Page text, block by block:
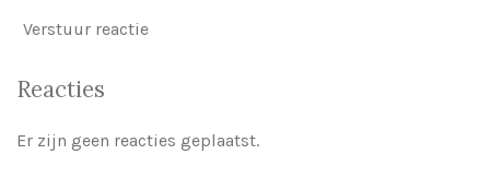
Verstuur reactie
Reacties
Er zijn geen reacties geplaatst.